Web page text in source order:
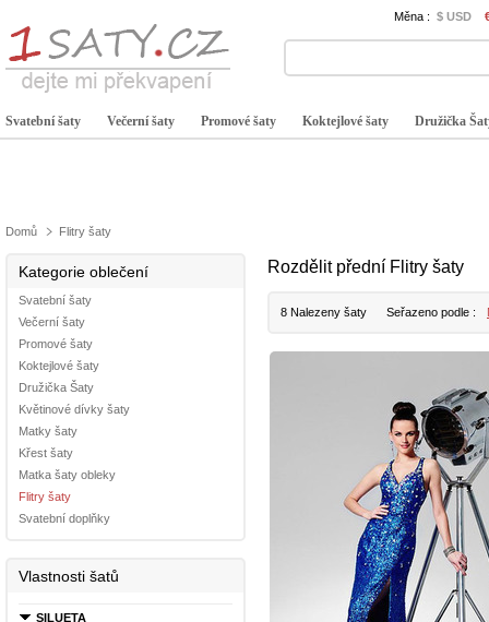
Měna : $ USD
Svatební šaty Večerní šaty Promové šaty Koktejlové šaty Družička
Domů Flitry šaty
Kategorie oblečení
Svatební šaty
Večerní šaty
Promové šaty
Koktejlové šaty
Družička Šaty
Květinové dívky šaty
Matky šaty
Křest šaty
Matka šaty obleky
Flitry šaty
Svatební doplňky
Vlastnosti šatů
SILUETA
Rozdělit přední Flitry šaty
8 Nalezeny šaty Seřazeno podle :